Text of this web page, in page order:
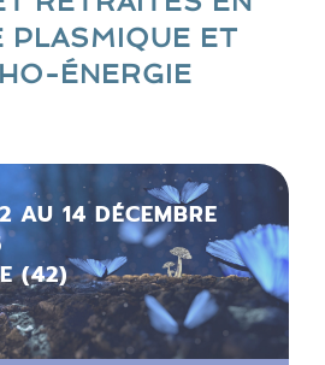
PLASMIQUE ET
ÉNERGIE
AU 14 DÉCEMBRE
(42)